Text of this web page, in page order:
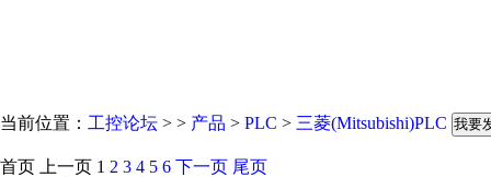
当前位置： 工控论坛 > > 产品 > PLC > 三菱(Mitsubishi)PLC 我要
首页 上一页 1 2 3 4 5 6 下一页 尾页